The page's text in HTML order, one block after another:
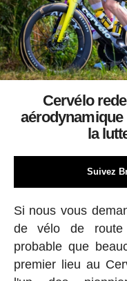
Cervélo
la
Suivez
Si nous vous
de vélo de route
probable que
premier lieu au